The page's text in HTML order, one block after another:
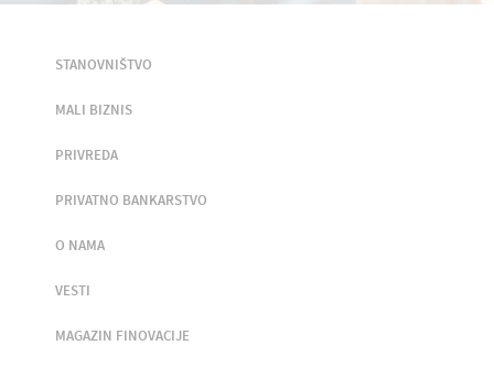
STANOVNIŠTVO
MALI BIZNIS
PRIVREDA
PRIVATNO BANKARSTVO
O NAMA
VESTI
MAGAZIN FINOVACIJE